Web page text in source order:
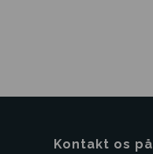
Kontakt os på